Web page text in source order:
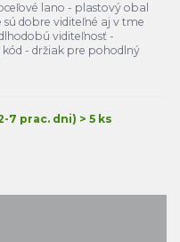
lano - plastový obal
dobre viditeľné aj v tme
viditeľnosť -
- držiak pre pohodlný
7 prac. dni) > 5 ks